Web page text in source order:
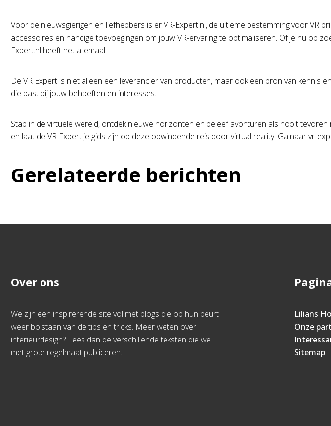
Voor de nieuwsgierigen en liefhebbers is er VR-Expert.nl, de ultieme bestemming voor VR
accessoires en handige toevoegingen om jouw VR-ervaring te optimaliseren. Of je nu op
Expert.nl heeft het allemaal.
De VR Expert is niet alleen een leverancier van producten, maar ook een bron van kennis
die past bij jouw behoeften en interesses.
Stap in de virtuele wereld, ontdek nieuwe horizonten en beleef avonturen als nooit tevoren
en laat de VR Expert je gids zijn op deze opwindende reis door virtual reality. Ga naar vr-
Gerelateerde berichten
Over ons
We zijn een inspirerende site vol met blogs die op hun beurt
weer bolstaan van de tips en tricks. Meer weten over
interieurdesign? Lees dan de verschillende teksten die we
met grote regelmaat publiceren.
Lilians
Onze
Sitemap